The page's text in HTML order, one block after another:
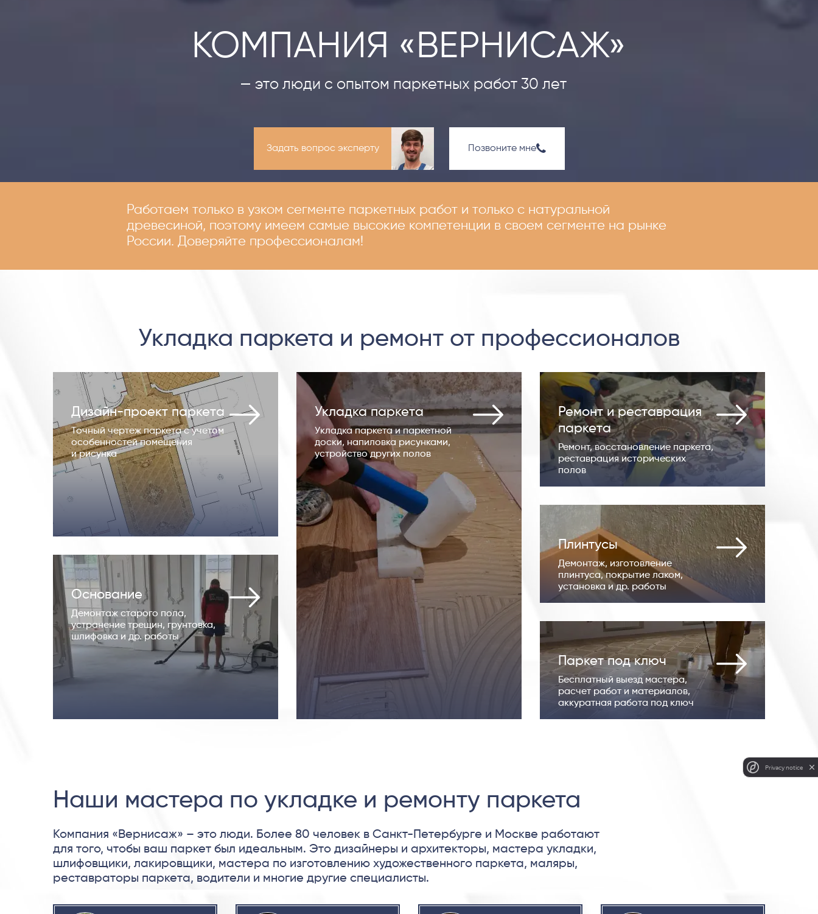
КОМПАНИЯ «ВЕРНИСАЖ»
— это люди с опытом паркетных работ 30 лет
Задать вопрос эксперту Позвоните мне
Работаем только в узком сегменте паркетных работ и только с натуральной
древесиной, поэтому имеем самые высокие компетенции в своем сегменте на рынке
России. Доверяйте профессионалам!
Укладка паркета и ремонт от профессионалов
Дизайн-проект паркета
Точный чертеж паркета с учетом
особенностей помещения
и рисунка
Основание
Демонтаж старого пола,
устранение трещин, грунтовка,
шлифовка и др. работы
Укладка паркета
Укладка паркета и паркетной
доски, напиловка рисунками,
устройство других полов
Ремонт и реставрация
паркета
Ремонт, восстановление паркета,
реставрация исторических
полов
Плинтусы
Демонтаж, изготовление
плинтуса, покрытие лаком,
установка и др. работы
Паркет под ключ
Бесплатный выезд мастера,
расчет работ и материалов,
аккуратная работа под ключ
Наши мастера по укладке и ремонту паркета
Компания «Вернисаж» – это люди. Более 80 человек в Санкт-Петербурге и Москве работают
для того, чтобы ваш паркет был идеальным. Это дизайнеры и архитекторы, мастера укладки,
шлифовщики, лакировщики, мастера по изготовлению художественного паркета, маляры,
реставраторы паркета, водители и многие другие специалисты.
Privacy notice